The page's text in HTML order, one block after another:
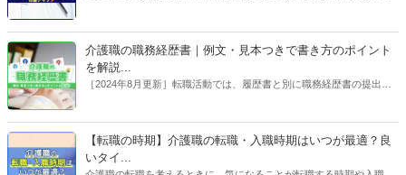
トを解説します！【執筆者：ささえるラボ編集部】
介護職の職務経歴書｜例文・見本つきで書き方のポイント
を解説...
［2024年8月更新］転職活動では、履歴書と別に職務経歴書の提出を
アピールできる職務経歴書が完成します！【執筆者：ささえるラボ編
集部、コラム／専門家：大庭 欣二】
【転職の時期】介護職の転職・入職時期はいつが最適？良
いタイ...